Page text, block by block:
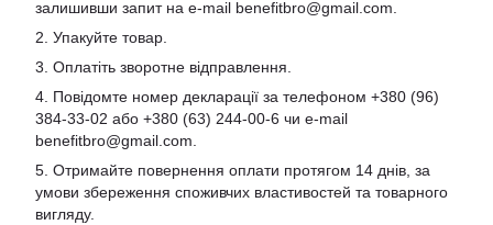
залишивши запит на e-mail benefitbro@gmail.com
2. Упакуйте товар.
3. Оплатіть зворотне відправлення.
4. Повідомте номер декларації за телефоном +380 (96)
384-33-02 або +380 (63) 244-00-6 чи e-mail
benefitbro@gmail.com
5. Отримайте повернення оплати протягом 14 днів, за
умови збереження споживчих властивостей та товарного
вигляду.